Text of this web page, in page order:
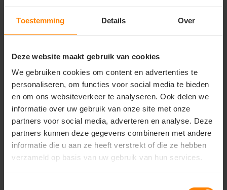
Toestemming Details Over
Deze website maakt gebruik van cookies
We gebruiken cookies om content en advertenties te
personaliseren, om functies voor social media te bieden
en om ons websiteverkeer te analyseren. Ook delen we
informatie over uw gebruik van onze site met onze
partners voor social media, adverteren en analyse. Deze
partners kunnen deze gegevens combineren met andere
informatie die u aan ze heeft verstrekt of die ze hebben
verzameld op basis van uw gebruik van hun services.